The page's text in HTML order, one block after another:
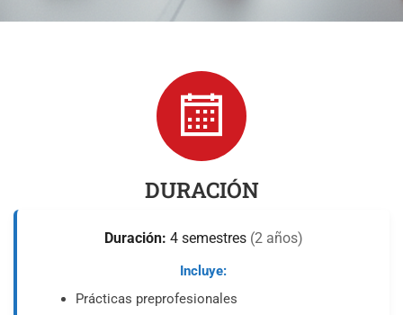
DURACIÓN
Duración: 4 semestres (2 años)
Incluye:
Prácticas preprofesionales